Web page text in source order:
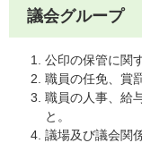
議会グループ
公印の保管に関
職員の任免、賞
職員の人事、給
と。
議場及び議会関